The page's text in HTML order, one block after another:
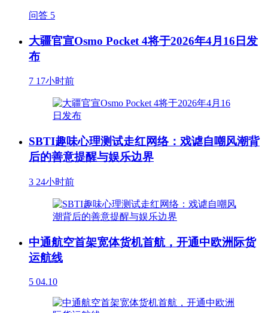
问答 5
大疆官宣Osmo Pocket 4将于2026年4月16日发
布
7 17小时前
SBTI趣味心理测试走红网络：戏谑自嘲风潮背
后的善意提醒与娱乐边界
3 24小时前
中通航空首架宽体货机首航，开通中欧洲际货
运航线
5 04.10